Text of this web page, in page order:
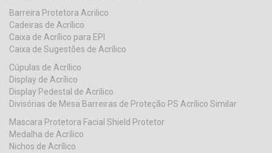
Barreira Protetora Acrilico
Cadeiras de Acrílico
Caixa de Acrílico para EPI
Caixa de Sugestões de Acrílico
Cúpulas de Acrílico
Display de Acrílico
Display Pedestal de Acrílico
Divisórias de Mesa Barreiras de Proteção PS Acrílico Similar
Mascara Protetora Facial Shield Protetor
Medalha de Acrílico
Nichos de Acrílico